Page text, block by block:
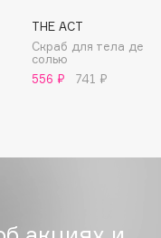
THE ACT
Скраб для тела
солью
556 ₽
741 ₽